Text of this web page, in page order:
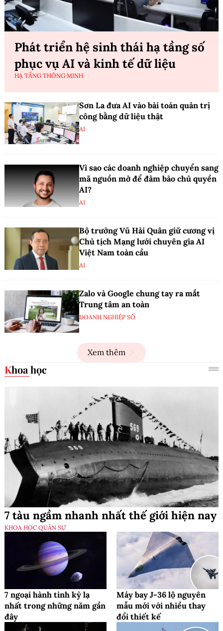
Phát triển hệ sinh thái hạ tầng số
phục vụ AI và kinh tế dữ liệu
HẠ TẦNG THÔNG MINH
Sơn La đưa AI vào bài toán quản trị
công bằng dữ liệu thật
AI
Vì sao các doanh nghiệp chuyển sang
mã nguồn mở để đảm bảo chủ quyền
AI?
AI
Bộ trưởng Vũ Hải Quân giữ cương vị
Chủ tịch Mạng lưới chuyên gia AI
Việt Nam toàn cầu
AI
Zalo và Google chung tay ra mắt
Trung tâm an toàn
DOANH NGHIỆP SỐ
Xem thêm
Khoa học
7 tàu ngầm nhanh nhất thế giới hiện nay
KHOA HỌC QUÂN SỰ
7 ngoại hành tinh kỳ lạ
nhất trong những năm gần
đây
Máy bay J-36 lộ nguyên
mẫu mới với nhiều thay
đổi thiết kế